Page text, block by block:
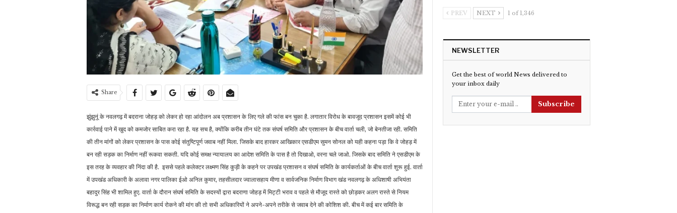
Share
झुंझुनूं के नवलगढ़ में बदराना जोहड़ को लेकर हो रहा आंदोलन अब प्रशासन के लिए गले की फांस बन चुका है. लगातार विरोध के बावजूद प्रशासन इसमें कोई भी
कार्रवाई पाने में खुद को कमजोर साबित करा रहा है. यह सच है, क्योंकि करीब तीन घंटे तक संघर्ष स​मिति और प्रशासन के बीच वार्ता चली, जो बेनतीजा रही. समिति
की तीन मांगों को लेकर प्रशासन के पास कोई संतुष्टिपूर्ण जवाब नहीं मिला. जिसके बाद हारकर आखिकार एसडीएम सुमन सोनल को यही कहना पड़ा कि वे जोहड़ में
बन रही सड़क का निर्माण नहीं रूकवा सकती. यदि कोई समक्ष न्यायालय का आदेश समिति के पास है तो दिखाओ, वरना चले जाओ. जिसके बाद समिति ने एसडीएम के
इस तरह के व्यवहार की निंदा की है. इससे पहले कलेक्टर लक्ष्मण सिंह कुड़ी के कहने पर उपखंड प्रशासन व संघर्ष समिति के कार्यकर्ताओं के बीच वार्ता शुरू हुई. वार्ता
में उपखंड अधिकारी के अलावा नगर पालिका ईओ अनिल कुमार, तहसीलदार ज्वालासहाय मीणा व सार्वजनिक निर्माण विभाग खंड नवलगढ़ के अधिशाषी अभियंता
बहादुर सिंह भी शामिल हुए. वार्ता के दौरान संघर्ष समिति के सदस्यों द्वारा बदराणा जोहड़ में मिट्टी भराव व पहले से मौजूद रास्ते को छोड़कर अलग रास्ते से नियम
विरूद्ध बन रही सड़क का निर्माण कार्य रोकने की मांग की तो सभी अधिकारियों ने अपने-अपने तरीके से जवाब देने की कोशिश की. बीच में कई बार समिति के
PREV NEXT 1 of 1,346
NEWSLETTER
Get the best of world News delivered to
your inbox daily
Subscribe